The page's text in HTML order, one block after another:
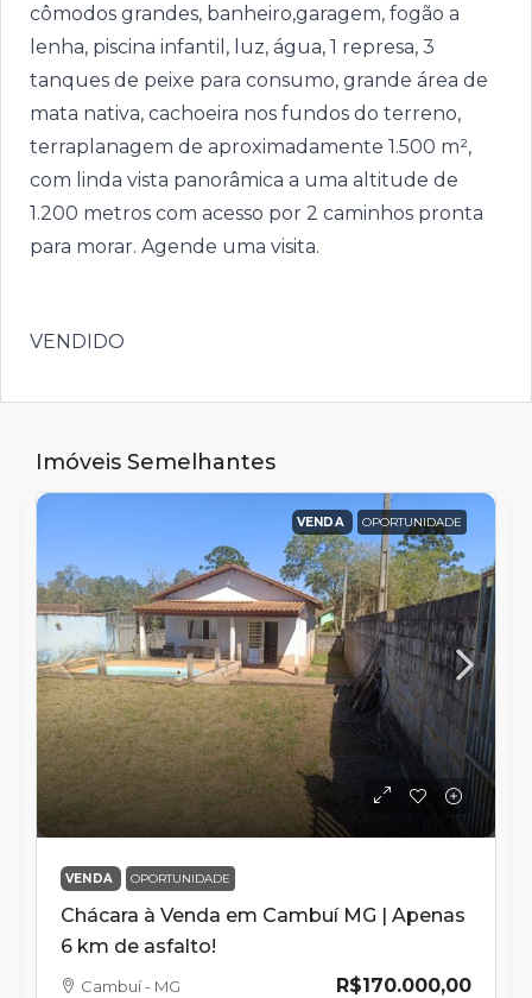
cômodos grandes, banheiro,garagem, fogão a
lenha, piscina infantil, luz, água, 1 represa, 3
tanques de peixe para consumo, grande área de
mata nativa, cachoeira nos fundos do terreno,
terraplanagem de aproximadamente 1.500 m²,
com linda vista panorâmica a uma altitude de
1.200 metros com acesso por 2 caminhos pronta
para morar. Agende uma visita.
VENDIDO
Imóveis Semelhantes
VENDA OPORTUNIDADE
VENDA OPORTUNIDADE
Chácara à Venda em Cambuí MG | Apenas
6 km de asfalto!
R$170.000,00
Cambuí - MG